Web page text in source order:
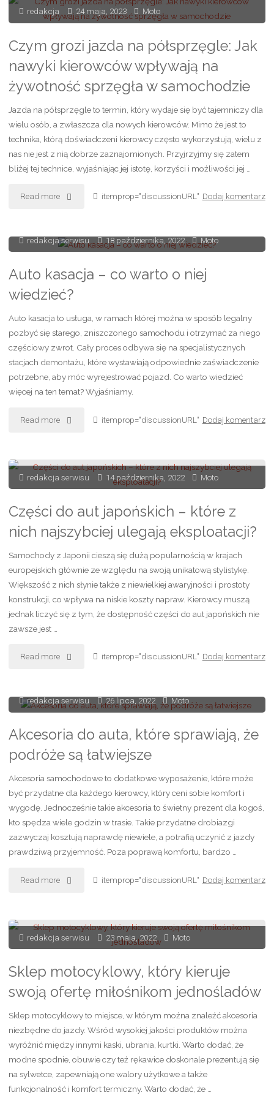
skorzystać
ze
skupu
redakcja 24 maja, 2023 Moto
Czym grozi jazda na półsprzęgle: Jak
nawyki kierowców wpływają na
żywotność sprzęgła w samochodzie
Jazda na półsprzęgle to termin, który wydaje się być tajemniczy dla
wielu osób, a zwłaszcza dla nowych kierowców. Mimo że jest to
technika, którą doświadczeni kierowcy często wykorzystują, wielu z
nas nie jest z nią dobrze zaznajomionych. Przyjrzyjmy się zatem
bliżej tej technice, wyjaśniając jej istotę, korzyści i możliwości jej …
Read more "Czym
jazda
na
półsprzęgle:
Jak
nawyki
kierowców
wpływają
na
sprzęgła
w
samochodzie"
itemprop="discussionURL" Dodaj komentarz
redakcja serwisu 18 października, 2022 Moto
Auto kasacja – co warto o niej
wiedzieć?
Auto kasacja to usługa, w ramach której można w sposób legalny
pozbyć się starego, zniszczonego samochodu i otrzymać za niego
częściowy zwrot. Cały proces odbywa się na specjalistycznych
stacjach demontażu, które wystawiają odpowiednie zaświadczenie
potrzebne, aby móc wyrejestrować pojazd. Co warto wiedzieć
więcej na ten temat? Wyjaśniamy.
Read more "Auto
–
warto
niej
wiedzieć?"
itemprop="discussionURL" Dodaj komentarz
redakcja serwisu 14 października, 2022 Moto
Części do aut japońskich – które z
nich najszybciej ulegają eksploatacji?
Samochody z Japonii cieszą się dużą popularnością w krajach
europejskich głównie ze względu na swoją unikatową stylistykę.
Większość z nich słynie także z niewielkiej awaryjności i prostoty
konstrukcji, co wpływa na niskie koszty napraw. Kierowcy muszą
jednak liczyć się z tym, że dostępność części do aut japońskich nie
zawsze jest …
Read more "Części
aut
japońskich
–
które
nich
najszybciej
ulegają
itemprop="discussionURL" Dodaj komentarz
redakcja serwisu 26 lipca, 2022 Moto
Akcesoria do auta, które sprawiają, że
podróże są łatwiejsze
Akcesoria samochodowe to dodatkowe wyposażenie, które może
być przydatne dla każdego kierowcy, który ceni sobie komfort i
wygodę. Jednocześnie takie akcesoria to świetny prezent dla kogoś,
kto spędza wiele godzin w trasie. Takie przydatne drobiazgi
zazwyczaj kosztują naprawdę niewiele, a potrafią uczynić z jazdy
prawdziwą przyjemność. Poza poprawą komfortu, bardzo …
Read more "Akcesoria
auta,
sprawiają,
podróże
są
łatwiejsze "
itemprop="discussionURL" Dodaj komentarz
redakcja serwisu 23 maja, 2022 Moto
Sklep motocyklowy, który kieruje
swoją ofertę miłośnikom jednośladów
Sklep motocyklowy to miejsce, w którym można znaleźć akcesoria
niezbędne do jazdy. Wśród wysokiej jakości produktów można
wyróżnić między innymi kaski, ubrania, kurtki. Warto dodać, że
modne spodnie, obuwie czy też rękawice doskonale prezentują się
na sylwetce, zapewniają one walory użytkowe a także
funkcjonalność i komfort termiczny. Warto dodać, że …